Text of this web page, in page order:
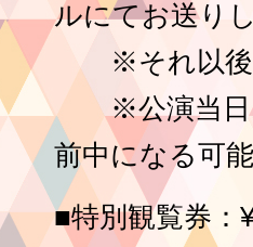
ルにてお送り
※それ以後に
※公演当日16
前中になる可
■特別観覧券：